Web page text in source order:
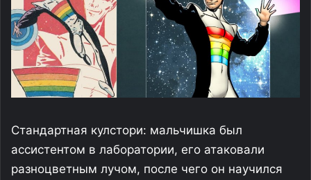
Стандартная кулстори: мальчишка был
ассистентом в лаборатории, его атаковали
разноцветным лучом, после чего он научился